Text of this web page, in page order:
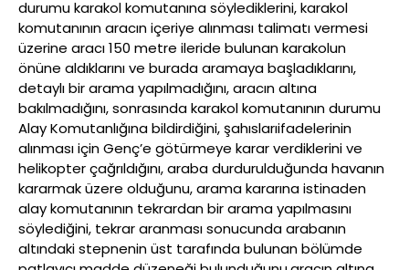
durumu karakol komutanına söylediklerini, karakol
komutanının aracın içeriye alınması talimatı vermesi
üzerine aracı 150 metre ileride bulunan karakolun
önüne aldıklarını ve burada aramaya başladıklarını,
detaylı bir arama yapılmadığını, aracın altına
bakılmadığını, sonrasında karakol komutanının durumu
Alay Komutanlığına bildirdiğini, şahıslarıifadelerinin
alınması için Genç’e götürmeye karar verdiklerini ve
helikopter çağrıldığını, araba durdurulduğunda havanın
kararmak üzere olduğunu, arama kararına istinaden
alay komutanının tekrardan bir arama yapılmasını
söylediğini, tekrar aranması sonucunda arabanın
altındaki stepnenin üst tarafında bulunan bölümde